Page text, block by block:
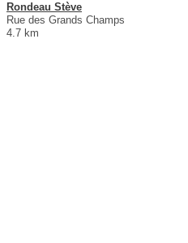
Rondeau Stève
Rue des Grands Champs
4.7 km